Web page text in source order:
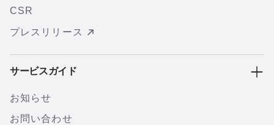
CSR
プレスリリース
サービスガイド
お知らせ
お問い合わせ